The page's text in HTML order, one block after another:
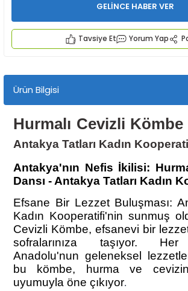
GELİNCE HABER VER
Tavsiye Et Yorum Yap
Ürün Bilgisi
Hurmalı Cevizli
Antakya Tatları Kadın
Antakya'nın Nefis İkilisi:
Dansı - Antakya Tatları Kadın
Efsane Bir Lezzet Buluşması:
Kadın Kooperatifi'nin sunmuş
Cevizli Kömbe, efsanevi bir
sofralarınıza taşıyor. Her
Anadolu'nun geleneksel
bu kömbe, hurma ve cevizin
uyumuyla öne çıkıyor.